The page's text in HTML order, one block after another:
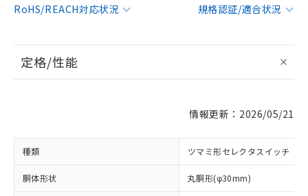
RoHS/REACH対応状況
規格認証/適合状況
定格/性能
情報更新：2026/05/21
種類 ツマミ形セレクタスイッチ
胴体形状 丸胴形(φ30mm)